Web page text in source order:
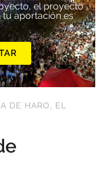
el proyecto
tu aportación es
DE HARO, EL